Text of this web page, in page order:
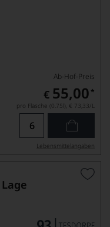
Ab-Hof-Preis
€ 55,00 *
pro Flasche (0.75l), € 73,33/L
Lebensmittel­angaben